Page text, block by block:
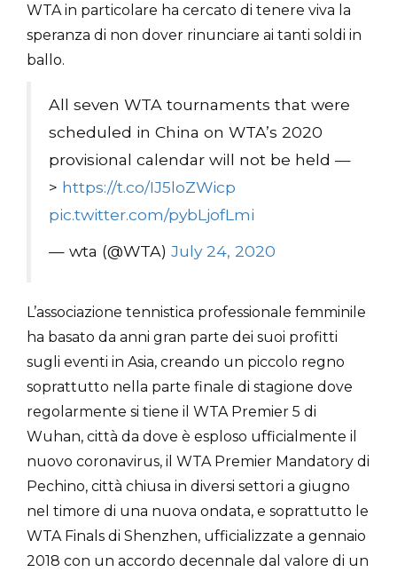
WTA in particolare ha cercato di tenere viva la
speranza di non dover rinunciare ai tanti soldi in
ballo.
All seven WTA tournaments that were
scheduled in China on WTA’s 2020
provisional calendar will not be held —
> https://t.co/IJ5loZWicp
pic.twitter.com/pybLjofLmi
— wta (@WTA) July 24, 2020
L’associazione tennistica professionale femminile
ha basato da anni gran parte dei suoi profitti
sugli eventi in Asia, creando un piccolo regno
soprattutto nella parte finale di stagione dove
regolarmente si tiene il WTA Premier 5 di
Wuhan, città da dove è esploso ufficialmente il
nuovo coronavirus, il WTA Premier Mandatory di
Pechino, città chiusa in diversi settori a giugno
nel timore di una nuova ondata, e soprattutto le
WTA Finals di Shenzhen, ufficializzate a gennaio
2018 con un accordo decennale dal valore di un